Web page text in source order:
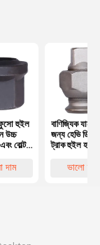
ফুসো হুইল
উচ্চ
বোল্ট
জন্য
দাম
বাণিজ্যিক
জন্য হেভি ডিউটি
ট্রাক হুইল হাব
ভালো দাম